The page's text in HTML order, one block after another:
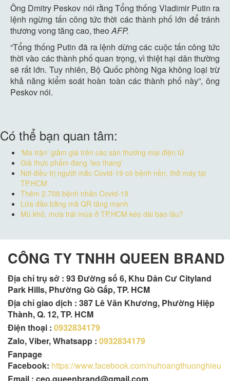
Ông Dmitry Peskov nói rằng Tổng thống Vladimir Putin ra
lệnh ngừng tấn công tức thời các thành phố lớn để tránh
thương vong tăng cao, theoAFP.
“Tổng thống Putin đã ra lệnh dừng các cuộc tấn công tức
thời vào các thành phố quan trọng, vì thiệt hại dân thường
sẽ rất lớn. Tuy nhiên, Bộ Quốc phòng Nga không loại trừ
khả năng kiểm soát hoàn toàn các thành phố này”, ông
Peskov nói.
Có thể bạn quan tâm:
‘Ma trận’ giảm giá trên các sàn thương mại điện tử
Giá thực phẩm đang ‘leo thang’
Nơi điều trị người mắc Covid-19 có bệnh nền, thở máy tại
TP.HCM
Thêm 2.708 bệnh nhân Covid-19
Lừa đảo bằng mã QR tăng mạnh
Mù khô, mưa trái mùa ở TP.HCM kéo dài bao lâu?
CÔNG TY TNHH QUEEN BRAND
Địa chỉ trụ sở : 93 Đường số 6, Khu Dân Cư Cityland
Park Hills, Phường Gò Gấp, TP. HCM
Địa chỉ giao dịch : 387 Lê Văn Khương, Phường Hiệp
Thành, Q. 12, TP. HCM
Điện thoại : 0932834179
Zalo, Viber, Whatsapp : 0932834179
Fanpage
Facebook: https://www.facebook.com/nuhoangthuonghieu